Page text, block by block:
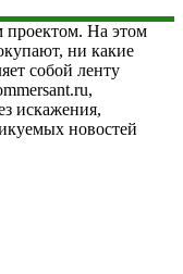
проектом. На этом
ни какие
собой ленту
искажения,
новостей